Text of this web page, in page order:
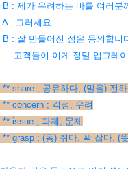
B : 제가 우려하는 바를 여러분
A : 그러세요.
B : 잘 만들어진 점은 동의합니
고객들이 이게 정말 업그레이
** share ; 공유하다, (말을) 전
** concern ; 걱정, 우려
** issue ; 과제, 문제
** grasp ; (동) 쥐다, 꽉 잡다. (